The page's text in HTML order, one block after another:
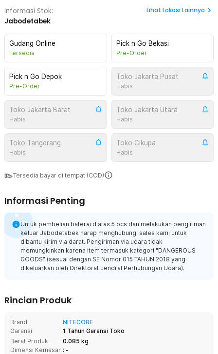
Informasi Stok:
Jabodetabek
Lihat Lokasi Lainnya
Gudang Online
Tersedia
Pick n Go Bekasi
Pre-Order
Pick n Go Depok
Pre-Order
Toko Jakarta Pusat
Habis
Toko Jakarta Barat
Habis
Toko Jakarta Utara
Habis
Toko Tangerang
Habis
Toko Cikupa
Habis
Tersedia bayar di tempat (COD)
Informasi Penting
Untuk pembelian baterai diatas 5 pcs dan melakukan pengiriman
keluar Jabodetabek harap menghubungi sales kami untuk
dibantu kirim via darat. Pengiriman via udara tidak
memungkinkan karena item termasuk kategori "DANGEROUS
GOODS" (sesuai dengan SE Nomor 015 TAHUN 2018 yang
dikeluarkan oleh Direktorat Jendral Perhubungan Udara).
Rincian Produk
Brand
NITECORE
Garansi
1 Tahun Garansi Toko
Berat Produk
0.085 kg
Dimensi Kemasan : -